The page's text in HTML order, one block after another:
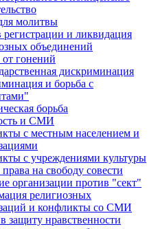
молитвы
регистрации и ликвидация
объединений
гонений
дискриминация
и борьба с
борьба
и СМИ
с местным населением и
с учреждениями культуры
на свободу совести
организации против "сект"
религиозных
и конфликты со СМИ
защиту нравственности